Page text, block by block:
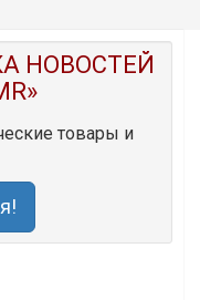
НОВОСТЕЙ
товары и